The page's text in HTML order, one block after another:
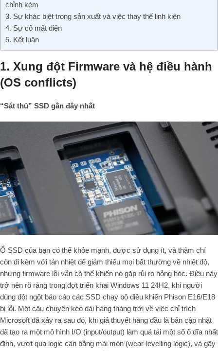
chỉnh kém
3. Sự khác biệt trong sản xuất và việc thay thế linh kiện
4. Sự cố mất điện
5. Kết luận
1. Xung đột Firmware và hệ điều hành
(OS conflicts)
“Sát thủ” SSD gần đây nhất
Ổ SSD của bạn có thể khỏe mạnh, được sử dụng ít, và thậm chí
còn đi kèm với tản nhiệt để giảm thiểu mọi bất thường về nhiệt độ,
nhưng firmware lỗi vẫn có thể khiến nó gặp rủi ro hỏng hóc. Điều này
trở nên rõ ràng trong đợt triển khai Windows 11 24H2, khi người
dùng đột ngột báo cáo các SSD chạy bộ điều khiển Phison E16/E18
bị lỗi. Một câu chuyện kéo dài hàng tháng trời về việc chỉ trích
Microsoft đã xảy ra sau đó, khi giả thuyết hàng đầu là bản cập nhật
đã tạo ra một mô hình I/O (input/output) làm quá tải một số ổ đĩa nhất
định, vượt qua logic cân bằng mài mòn (wear-levelling logic), và gây